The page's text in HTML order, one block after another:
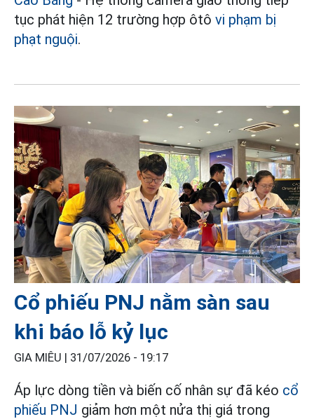
tục phát hiện 12 trường hợp ôtô vi phạm bị
phạt nguội.
Cổ phiếu PNJ nằm sàn sau
khi báo lỗ kỷ lục
GIA MIÊU | 31/07/2026 - 19:17
Áp lực dòng tiền và biến cố nhân sự đã kéo cổ
phiếu PNJ giảm hơn một nửa thị giá trong